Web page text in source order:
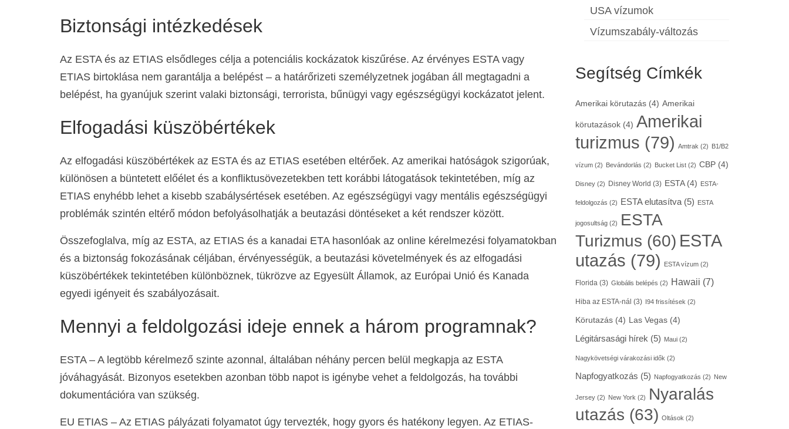
Biztonsági intézkedések
Az ESTA és az ETIAS elsődleges célja a potenciális kockázatok kiszűrése. Az érvényes ESTA vagy
ETIAS birtoklása nem garantálja a belépést – a határőrizeti személyzetnek jogában áll megtagadni a
belépést, ha gyanújuk szerint valaki biztonsági, terrorista, bűnügyi vagy egészségügyi kockázatot jelent.
Elfogadási küszöbértékek
Az elfogadási küszöbértékek az ESTA és az ETIAS esetében eltérőek. Az amerikai hatóságok szigorúak,
különösen a büntetett előélet és a konfliktusövezetekben tett korábbi látogatások tekintetében, míg az
ETIAS enyhébb lehet a kisebb szabálysértések esetében. Az egészségügyi vagy mentális egészségügyi
problémák szintén eltérő módon befolyásolhatják a beutazási döntéseket a két rendszer között.
Összefoglalva, míg az ESTA, az ETIAS és a kanadai ETA hasonlóak az online kérelmezési folyamatokban
és a biztonság fokozásának céljában, érvényességük, a beutazási követelmények és az elfogadási
küszöbértékek tekintetében különböznek, tükrözve az Egyesült Államok, az Európai Unió és Kanada
egyedi igényeit és szabályozásait.
Mennyi a feldolgozási ideje ennek a három programnak?
ESTA – A legtöbb kérelmező szinte azonnal, általában néhány percen belül megkapja az ESTA
jóváhagyását. Bizonyos esetekben azonban több napot is igénybe vehet a feldolgozás, ha további
dokumentációra van szükség.
EU ETIAS – Az ETIAS pályázati folyamatot úgy tervezték, hogy gyors és hatékony legyen. Az ETIAS-
USA vízumok
Vízumszabály-változás
Segítség Címkék
Amerikai körutazás(4) Amerikai
körutazások(4) Amerikai
turizmus (79) Amtrak (2) B1/B2
vízum(2) Bevándorlás (2) Bucket List(2) CBP(4)
Disney(2) Disney World (3) ESTA(4) ESTA-
feldolgozás (2) ESTA elutasítva(5) ESTA
jogosultság(2)
ESTA
Turizmus (60) ESTA
utazás (79) ESTA vízum(2)
Florida(3) Globális belépés (2) Hawaii (7)
Hiba az ESTA-nál (3) I94 frissítések (2)
Körutazás(4) Las Vegas(4)
Légitársasági hírek(5) Maui(2)
Nagykövetségi várakozási idők (2)
Napfogyatkozás (5) Napfogyatkozás (2) New
Jersey(2) New York (2)
Nyaralás
utazás (63) Oltások (2)